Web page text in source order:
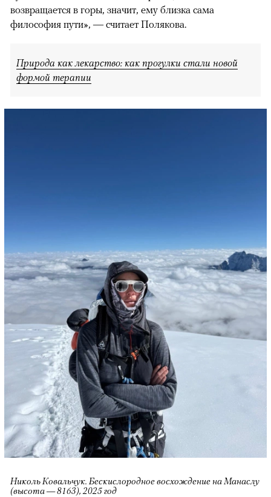
возвращается в горы, значит, ему близка сама
философия пути», — считает Полякова.
Природа как лекарство: как прогулки стали новой
формой терапии
Николь Ковальчук. Бескислородное восхождение на Манаслу
(высота — 8163), 2025 год